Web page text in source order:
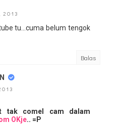
2013
tu...cuma belum tengok
Balas
tak comel cam dalam
OKje.. =P